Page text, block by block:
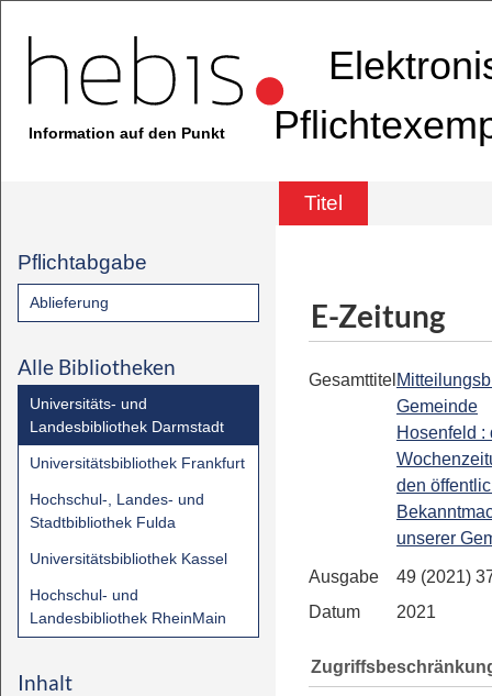
Information auf den Punkt
Titel
Pflichtabgabe
Ablieferung
Alle Bibliotheken
Universitäts- und
Landesbibliothek Darmstadt
Universitätsbibliothek Frankfurt
Hochschul-, Landes- und
Stadtbibliothek Fulda
Universitätsbibliothek Kassel
Hochschul- und
Landesbibliothek RheinMain
Inhalt
E-Zeitung
Gesamttitel
Gemeinde
Hosenfeld :
den
unserer
Ausgabe
49 (2021)
Datum
2021